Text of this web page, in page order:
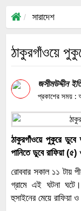
সারাদেশ
ঠাকুরগাঁওয়ে
জসীমউদ্দীন
প্রকাশের সময় :
ঠাকুরগাঁওয়ে পুকুরে ডুবে
পানিতে ডুবে রাফিয়া
রোববার সকাল ১১ টায়
গ্রামে এই ঘটনা ঘটে।
হুসাইনের মেয়ে রাফিয়া